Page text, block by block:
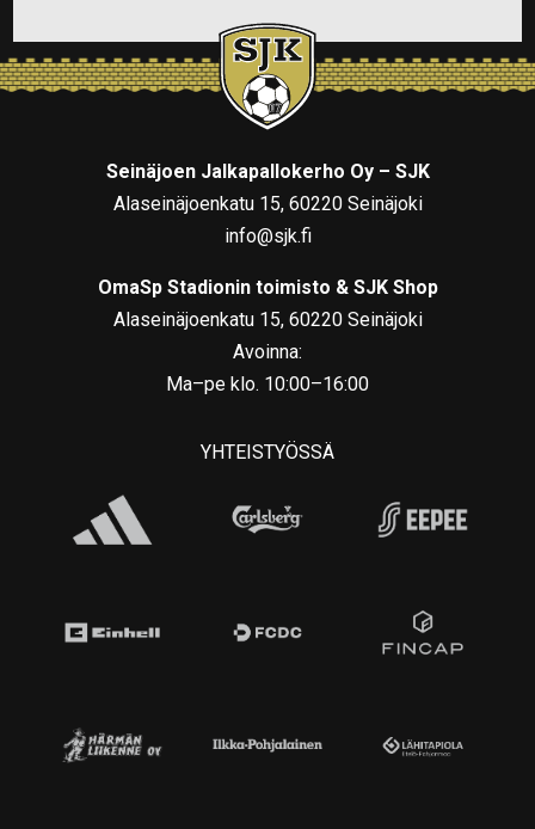
Seinäjoen Jalkapallokerho Oy – SJK
Alaseinäjoenkatu 15, 60220 Seinäjoki
info@sjk.fi
OmaSp Stadionin toimisto & SJK Shop
Alaseinäjoenkatu 15, 60220 Seinäjoki
Avoinna:
Ma–pe klo. 10:00–16:00
YHTEISTYÖSSÄ